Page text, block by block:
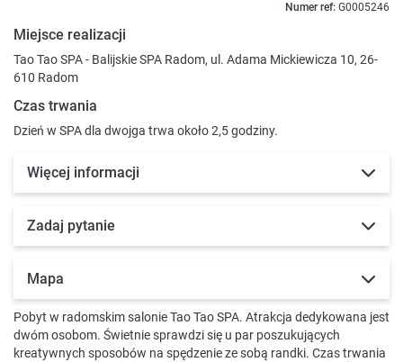
Numer ref: G0005246
Miejsce realizacji
Tao Tao SPA - Balijskie SPA Radom, ul. Adama Mickiewicza 10, 26-
610 Radom
Czas trwania
Dzień w SPA dla dwojga trwa około 2,5 godziny.
Więcej informacji
Zadaj pytanie
Mapa
Pobyt w radomskim salonie Tao Tao SPA. Atrakcja dedykowana jest
dwóm osobom. Świetnie sprawdzi się u par poszukujących
kreatywnych sposobów na spędzenie ze sobą randki. Czas trwania